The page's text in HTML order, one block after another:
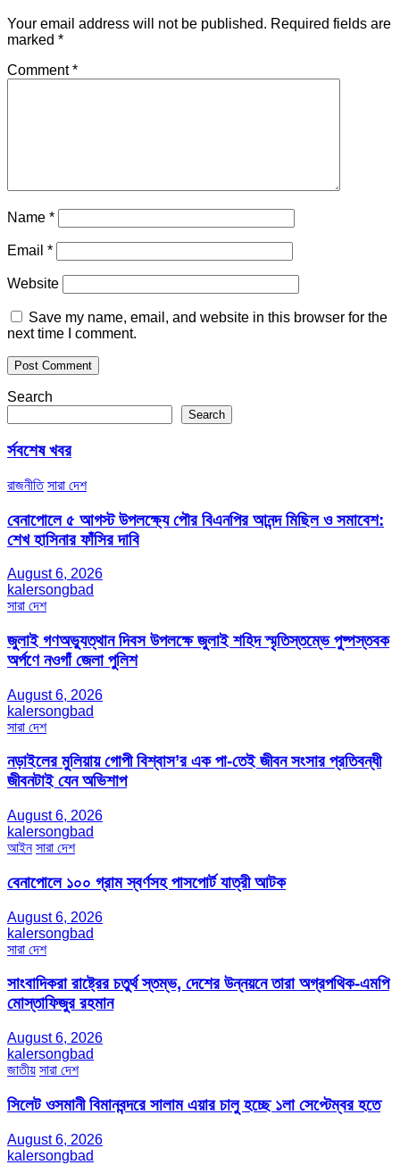
Your email address will not be published. Required fields are
marked *
Comment*
Name *
Email *
Website
Save my name, email, and website in this browser for the
next time I comment.
Search
Search
র্সবশেষ খবর
রাজনীতি সারা দেশ
বেনাপোলে ৫ আগস্ট উপলক্ষ্যে পৌর বিএনপির আনন্দ মিছিল ও সমাবেশ:
শেখ হাসিনার ফাঁসির দাবি
August 6, 2026
kalersongbad
সারা দেশ
জুলাই গণঅভ্যুত্থান দিবস উপলক্ষে জুলাই শহিদ স্মৃতিস্তম্ভে পুষ্পস্তবক
অর্পণে নওগাঁ জেলা পুলিশ
August 6, 2026
kalersongbad
সারা দেশ
নড়াইলের মুলিয়ায় গোপী বিশ্বাস’র এক পা-তেই জীবন সংসার প্রতিবন্ধী
জীবনটাই যেন অভিশাপ
August 6, 2026
kalersongbad
আইন সারা দেশ
বেনাপোলে ১০০ গ্রাম স্বর্ণসহ পাসপোর্ট যাত্রী আটক
August 6, 2026
kalersongbad
সারা দেশ
সাংবাদিকরা রাষ্ট্রের চতুর্থ স্তম্ভ, দেশের উন্নয়নে তারা অগ্রপথিক-এমপি
মোস্তাফিজুর রহমান
August 6, 2026
kalersongbad
জাতীয় সারা দেশ
সিলেট ওসমানী বিমানবন্দরে সালাম এয়ার চালু হচ্ছে ১লা সেপ্টেম্বর হতে
August 6, 2026
kalersongbad